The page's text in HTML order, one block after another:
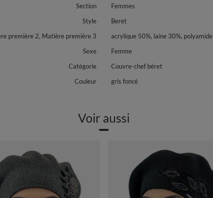
Section
Femmes
Style
Beret
première 2, Matière première 3
acrylique 50%, laine 30%,
Sexe
Femme
Catégorie
Couvre-chef béret
Couleur
gris foncé
Voir aussi